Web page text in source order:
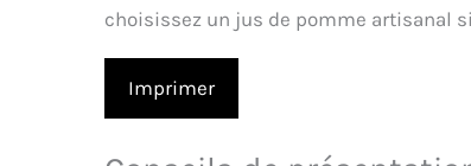
choisissez un jus de pomme artisanal
Imprimer